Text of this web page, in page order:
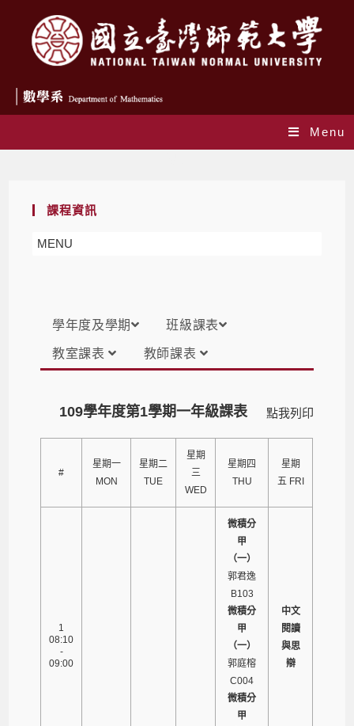
Menu
課程資訊
MENU
學年度及學期 班級課表
教室課表 教師課表
點我列印
109學年度第1學期一年級課表
#
星期一
MON
星期二
TUE
星期
三
WED
星期四
THU
星期
五 FRI
1
08:10
-
09:00
微積分
甲
（一）
郭君逸
B103
微積分
甲
（一）
郭庭榕
C004
微積分
甲
中文
閱讀
與思
辯